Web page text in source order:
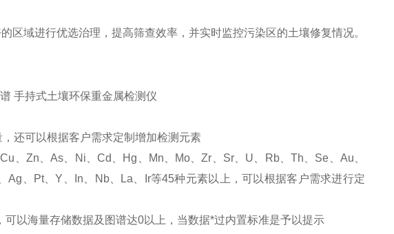
区域进行优选治理，提高筛查效率，并实时监控污染区的土壤修复情况。
还可以根据客户需求定制增加检测元素
、Zn、As、Ni、Cd、Hg、Mn、Mo、Zr、Sr、U、Rb、Th、Se、Au、
、Pt、Y、In、Nb、La、Ir等45种元素以上，可以根据客户需求进行定
以海量存储数据及图谱达0以上，当数据*过内置标准是予以提示